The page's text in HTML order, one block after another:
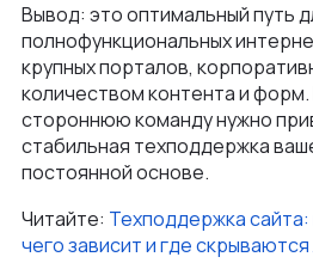
Вывод: это оптимальный путь
полнофункциональных
крупных порталов,
количеством контента и
стороннюю команду нужно
стабильная техподдержка
постоянной основе.
Читайте: Техподдержка
чего зависит и где